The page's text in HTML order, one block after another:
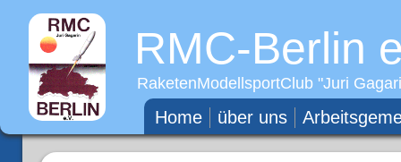
RMC-Berlin
RaketenModellsportClub "Juri
Home über uns